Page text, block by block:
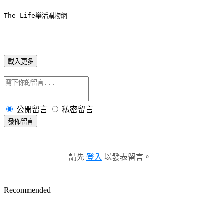
The Life樂活購物網
載入更多
公開留言 私密留言
發佈留言
請先 登入 以發表留言。
Recommended